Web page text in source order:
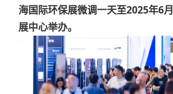
海国际环保展微调一天至2025年6
展中心举办。